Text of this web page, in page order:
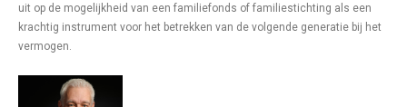
uit op de mogelijkheid van een familiefonds of familiestichting als een
krachtig instrument voor het betrekken van de volgende generatie bij het
vermogen.